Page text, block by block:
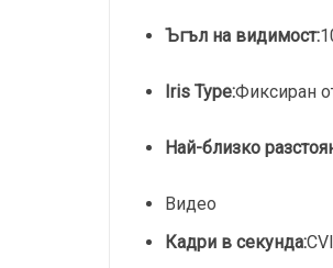
Ъгъл на видимост:
Iris Type:Фиксиран
Най-близко
Видео
Кадри в секунда: